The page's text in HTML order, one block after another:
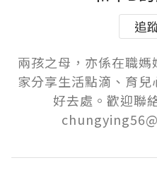
追
兩孩之母，亦係在職
家分享生活點滴、育兒
好去處。歡迎聯